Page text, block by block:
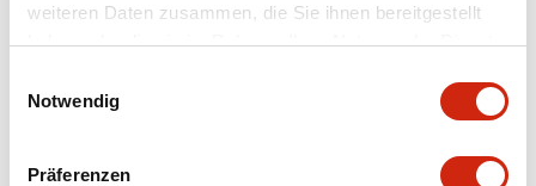
weiteren Daten zusammen, die Sie ihnen bereitgestellt
haben oder die sie im Rahmen Ihrer Nutzung der Dienste
Notwendig
Präferenzen